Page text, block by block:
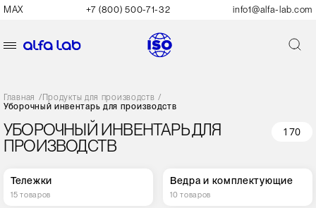
MAX +7 (800) 500-71-32 info1@alfa-lab.com
Главная / Продукты для производств /
Уборочный инвентарь для производств
УБОРОЧНЫЙ ИНВЕНТАРЬ ДЛЯ
ПРОИЗВОДСТВ
170
Тележки
15 товаров
Ведра и комплектующие
10 товаров